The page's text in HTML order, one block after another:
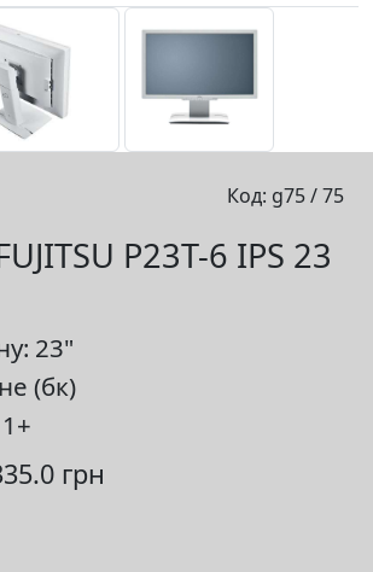
Код: g75 / 75
P23T-6 IPS 23
23"
(бк)
грн